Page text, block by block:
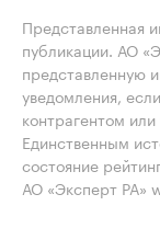
Представленная
публикации. АО
представленную
уведомления,
контрагентом
Единственным
состояние
АО «Эксперт РА»